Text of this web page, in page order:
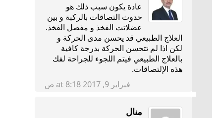
عادة يكون سبب ذلك هو
حدوث التصاقات بالركبة و بين
عضلاتت الفخذ و مفصل الفخذ.
العلاج الطبيعي قد يحسن مدى الحركة و
لكن اذا لم تتحسن الحركة بدرجة كافية
بالعلاج الطبيعي فيتم اللجوء للجراحة لفك
هذه الإلتصاقات.
فبراير 9, 2017 at 8:18 ص
منال